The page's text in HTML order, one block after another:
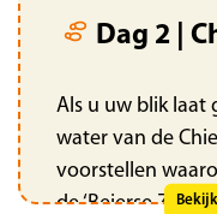
Dag 2 |
Als u uw blik laat
water van de
voorstellen
de ‘Beierse